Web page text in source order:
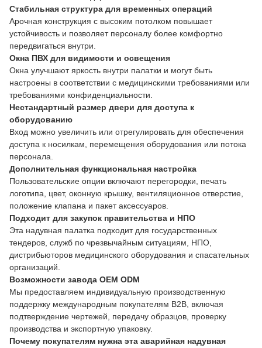
Стабильная структура для временных операций
Арочная конструкция с высоким потолком повышает
устойчивость и позволяет персоналу более комфортно
передвигаться внутри.
Окна ПВХ для видимости и освещения
Окна улучшают яркость внутри палатки и могут быть
настроены в соответствии с медицинскими требованиями или
требованиями конфиденциальности.
Нестандартный размер двери для доступа к
оборудованию
Вход можно увеличить или отрегулировать для обеспечения
доступа к носилкам, перемещения оборудования или потока
персонала.
Дополнительная функциональная настройка
Пользовательские опции включают перегородки, печать
логотипа, цвет, оконную крышку, вентиляционное отверстие,
положение клапана и пакет аксессуаров.
Подходит для закупок правительства и НПО
Эта надувная палатка подходит для государственных
тендеров, служб по чрезвычайным ситуациям, НПО,
дистрибьюторов медицинского оборудования и спасательных
организаций.
Возможности завода OEM ODM
Мы предоставляем индивидуальную производственную
поддержку международным покупателям B2B, включая
подтверждение чертежей, передачу образцов, проверку
производства и экспортную упаковку.
Почему покупателям нужна эта аварийная надувная